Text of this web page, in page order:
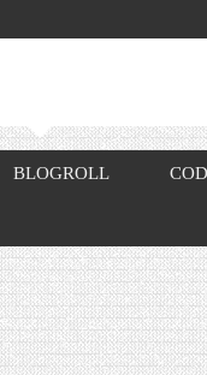
BLOGROLL